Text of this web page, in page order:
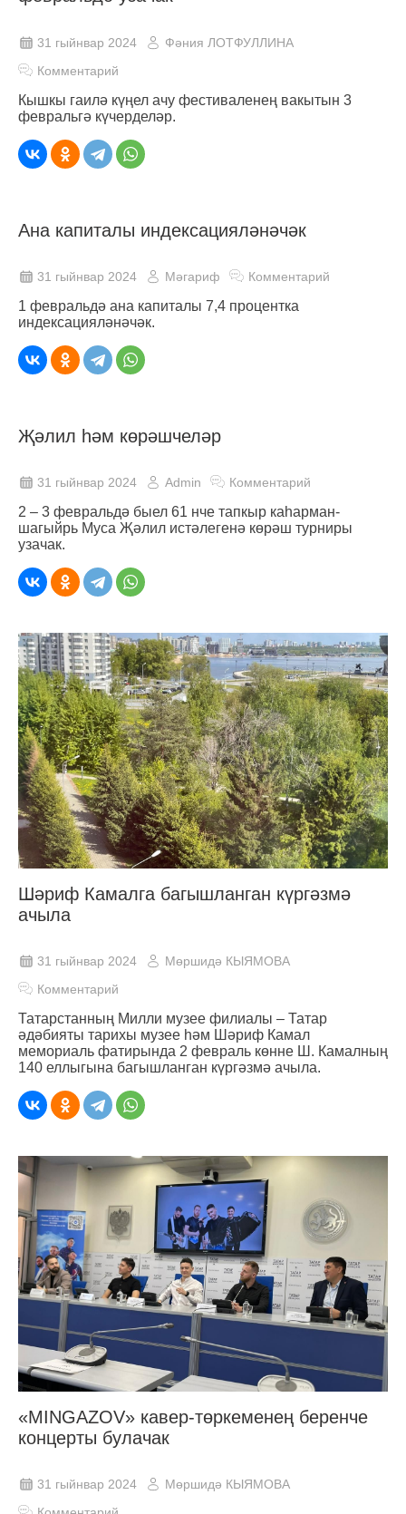
31 гыйнвар 2024
Фәния ЛОТФУЛЛИНА
Комментарий
Кышкы гаилә күңел ачу фестиваленең вакытын 3
февральгә күчерделәр.
Ана капиталы индексацияләнәчәк
31 гыйнвар 2024 Мәгариф Комментарий
1 февральдә ана капиталы 7,4 процентка
индексацияләнәчәк.
Җәлил һәм көрәшчеләр
31 гыйнвар 2024 Admin Комментарий
2 – 3 февральдә быел 61 нче тапкыр каһарман-
шагыйрь Муса Җәлил истәлегенә көрәш турниры
узачак.
Шәриф Камалга багышланган күргәзмә
ачыла
31 гыйнвар 2024
Мөршидә КЫЯМОВА
Комментарий
Татарстанның Милли музее филиалы – Татар
әдәбияты тарихы музее һәм Шәриф Камал
мемориаль фатирында 2 февраль көнне Ш. Камалның
140 еллыгына багышланган күргәзмә ачыла.
«MINGAZOV» кавер-төркеменең беренче
концерты булачак
31 гыйнвар 2024
Мөршидә КЫЯМОВА